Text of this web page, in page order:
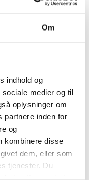
Om
indhold og
medier og til
oplysninger om
partnere inden for
og
kombinere disse
dem, eller som
tjenester. Du
bog
samt